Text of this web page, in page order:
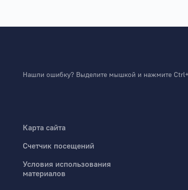
Нашли ошибку? Выделите мышкой и нажмите
Карта сайта
Счетчик посещений
Условия использования
материалов